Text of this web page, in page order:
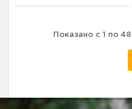
Показано с 1 по